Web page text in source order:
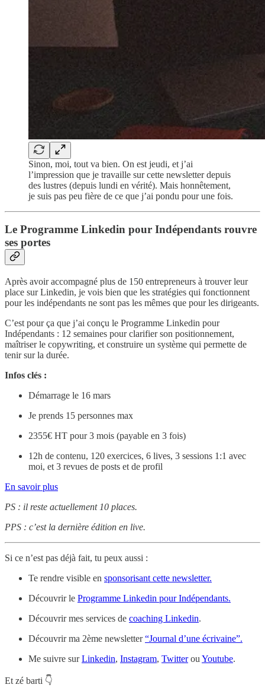
Sinon, moi, tout va bien. On est jeudi, et j’ai
l’impression que je travaille sur cette newsletter depuis
des lustres (depuis lundi en vérité). Mais honnêtement,
je suis pas peu fière de ce que j’ai pondu pour une fois.
Le Programme Linkedin pour Indépendants rouvre
ses portes
Après avoir accompagné plus de 150 entrepreneurs à trouver leur
place sur Linkedin, je vois bien que les stratégies qui fonctionnent
pour les indépendants ne sont pas les mêmes que pour les dirigeants.
C’est pour ça que j’ai conçu le Programme Linkedin pour
Indépendants : 12 semaines pour clarifier son positionnement,
maîtriser le copywriting, et construire un système qui permette de
tenir sur la durée.
Infos clés :
Démarrage le 16 mars
Je prends 15 personnes max
2355€ HT pour 3 mois (payable en 3 fois)
12h de contenu, 120 exercices, 6 lives, 3 sessions 1:1 avec
moi, et 3 revues de posts et de profil
En savoir plus
PS : il reste actuellement 10 places.
PPS : c’est la dernière édition en live.
Si ce n’est pas déjà fait, tu peux aussi :
Te rendre visible en sponsorisant cette newsletter.
Découvrir le Programme Linkedin pour Indépendants.
Découvrir mes services de coaching Linkedin.
Découvrir ma 2ème newsletter“Journal d’une écrivaine”.
Me suivre surLinkedin, Instagram, Twitterou Youtube.
Et zé barti 👇